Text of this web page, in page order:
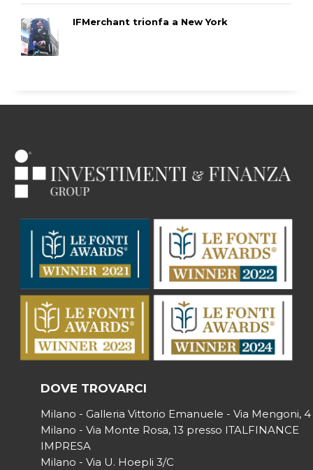
IFMerchant trionfa a New York
DOVE TROVARCI
Milano - Galleria Vittorio Emanuele - Via Mengoni, 4
Milano - Via Monte Rosa, 13 presso ITALFINANCE
IMPRESA
Milano - Via U. Hoepli 3/C